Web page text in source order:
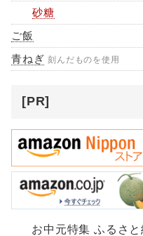
砂糖
ご飯
青ねぎ 刻んだものを使用
[PR]
お中元特集 ふるさ